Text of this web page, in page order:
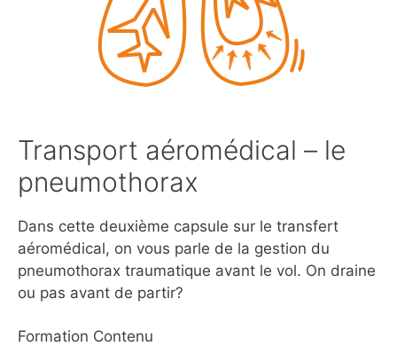
Transport aéromédical – le
pneumothorax
Dans cette deuxième capsule sur le transfert
aéromédical, on vous parle de la gestion du
pneumothorax traumatique avant le vol. On draine
ou pas avant de partir?
Formation Contenu